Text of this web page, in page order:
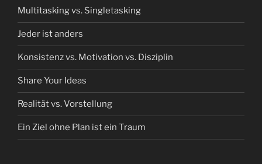
Multitasking vs. Singletasking
Jeder ist anders
Konsistenz vs. Motivation vs. Disziplin
Share Your Ideas
Realität vs. Vorstellung
Ein Ziel ohne Plan ist ein Traum